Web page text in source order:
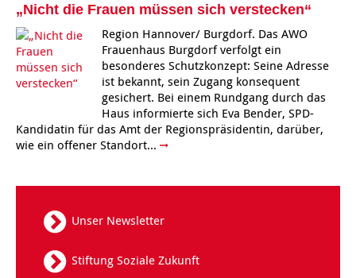
Kindertagesstätte Wiehbergstraße
„Nicht die Frauen müssen sich verstecken“
Region Hannover/ Burgdorf. Das AWO
Frauenhaus Burgdorf verfolgt ein
besonderes Schutzkonzept: Seine Adresse
ist bekannt, sein Zugang konsequent
gesichert. Bei einem Rundgang durch das
Haus informierte sich Eva Bender, SPD-
Kandidatin für das Amt der Regionspräsidentin, darüber,
wie ein offener Standort...
Unser Newsletter
Stiftung Soziale Zukunft